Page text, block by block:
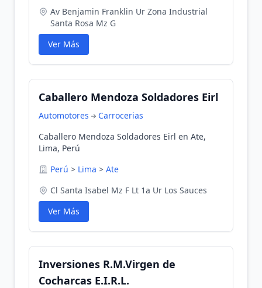
Av Benjamin Franklin Ur Zona Industrial
Santa Rosa Mz G
Ver Más
Caballero Mendoza Soldadores Eirl
Automotores
Carrocerias
Caballero Mendoza Soldadores Eirl en Ate,
Lima, Perú
Perú > Lima > Ate
Cl Santa Isabel Mz F Lt 1a Ur Los Sauces
Ver Más
Inversiones R.M.Virgen de
Cocharcas E.I.R.L.